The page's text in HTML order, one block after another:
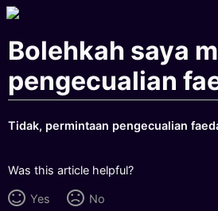
Bolehkah saya
pengecualian
Tidak, permintaan pengecualian
Was this article helpful?
Yes No